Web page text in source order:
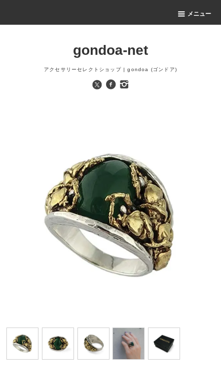
メニュー
gondoa-net
アクセサリーセレクトショップ | gondoa (ゴンドア)